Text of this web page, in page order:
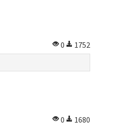
0
1752
0
1680